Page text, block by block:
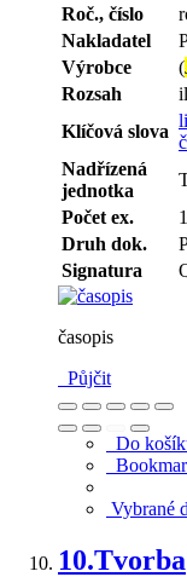
Roč., číslo
Nakladatel
Výrobce
(
Rozsah
Klíčová slova
Nadřízená
jednotka
Počet ex.
Druh dok.
Signatura
časopis
Půjčit
Do
Vybrané
10.Tvorba